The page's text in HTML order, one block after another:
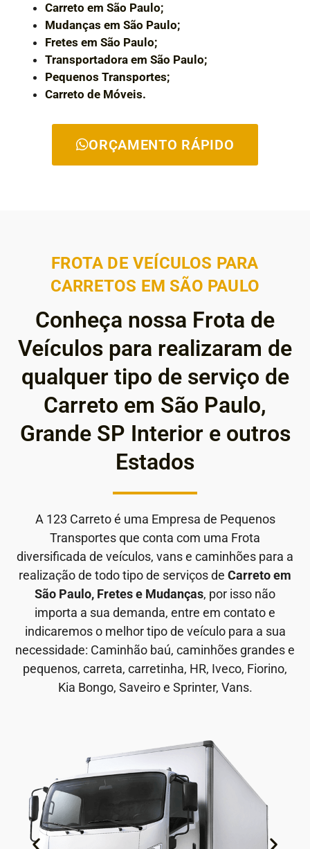
Carreto em São Paulo;
Mudanças em São Paulo;
Fretes em São Paulo;
Transportadora em São Paulo;
Pequenos Transportes;
Carreto de Móveis.
ORÇAMENTO RÁPIDO
FROTA DE VEÍCULOS PARA
CARRETOS EM SÃO PAULO
Conheça nossa Frota de
Veículos para realizaram de
qualquer tipo de serviço de
Carreto em São Paulo,
Grande SP Interior e outros
Estados
A 123 Carreto é uma Empresa de Pequenos
Transportes que conta com uma Frota
diversificada de veículos, vans e caminhões para a
realização de todo tipo de serviços de Carreto em
São Paulo, Fretes e Mudanças, por isso não
importa a sua demanda, entre em contato e
indicaremos o melhor tipo de veículo para a sua
necessidade: Caminhão baú, caminhões grandes e
pequenos, carreta, carretinha, HR, Iveco, Fiorino,
Kia Bongo, Saveiro e Sprinter, Vans.